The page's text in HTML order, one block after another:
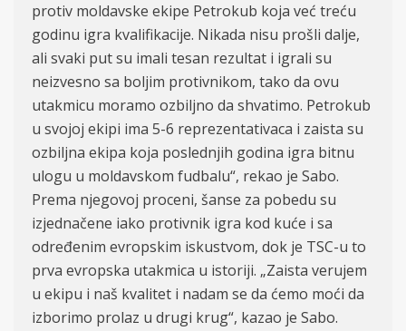
protiv moldavske ekipe Petrokub koja već treću
godinu igra kvalifikacije. Nikada nisu prošli dalje,
ali svaki put su imali tesan rezultat i igrali su
neizvesno sa boljim protivnikom, tako da ovu
utakmicu moramo ozbiljno da shvatimo. Petrokub
u svojoj ekipi ima 5-6 reprezentativaca i zaista su
ozbiljna ekipa koja poslednjih godina igra bitnu
ulogu u moldavskom fudbalu“, rekao je Sabo.
Prema njegovoj proceni, šanse za pobedu su
izjednačene iako protivnik igra kod kuće i sa
određenim evropskim iskustvom, dok je TSC-u to
prva evropska utakmica u istoriji. „Zaista verujem
u ekipu i naš kvalitet i nadam se da ćemo moći da
izborimo prolaz u drugi krug“, kazao je Sabo.